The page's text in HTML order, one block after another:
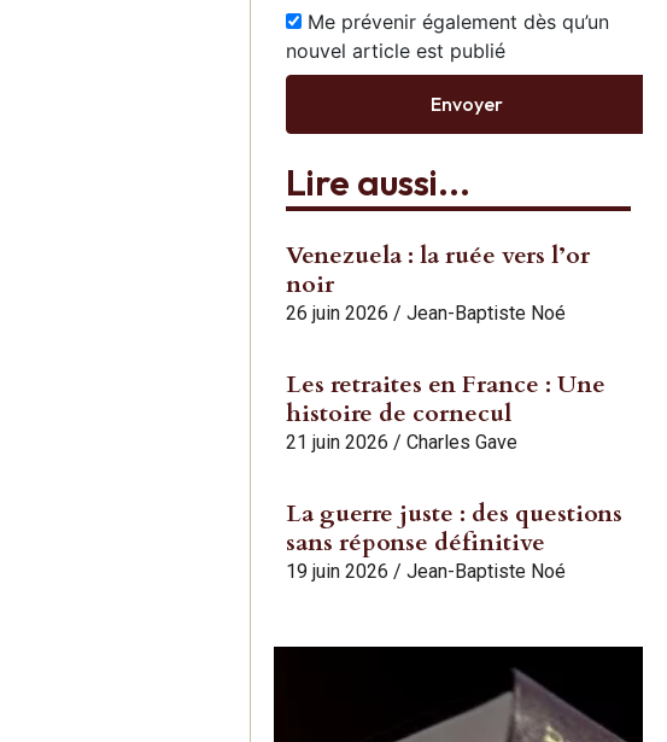
Me prévenir également dès qu’un
nouvel article est publié
Envoyer
Lire aussi...
Venezuela : la ruée vers l’or
noir
26 juin 2026 / Jean-Baptiste Noé
Les retraites en France : Une
histoire de cornecul
21 juin 2026 / Charles Gave
La guerre juste : des questions
sans réponse définitive
19 juin 2026 / Jean-Baptiste Noé